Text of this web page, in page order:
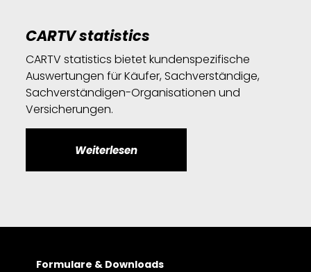
CARTV statistics
CARTV statistics bietet kundenspezifische
Auswertungen für Käufer, Sachverständige,
Sachverständigen-Organisationen und
Versicherungen.
Weiterlesen
Formulare & Downloads